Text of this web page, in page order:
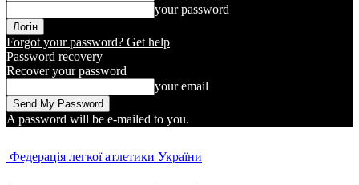
your password
Forgot your password? Get help
Password recovery
Recover your password
your email
A password will be e-mailed to you.
Федерація легкої атлетики України